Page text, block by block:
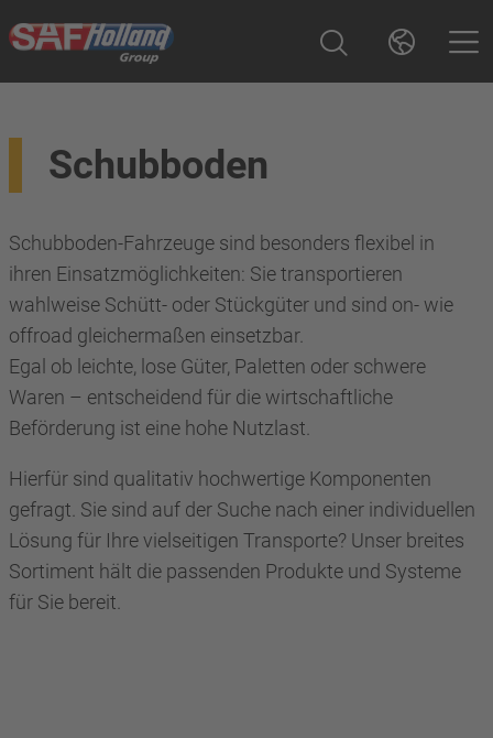
Schubboden
Schubboden-Fahrzeuge sind besonders flexibel in
ihren Einsatzmöglichkeiten: Sie transportieren
wahlweise Schütt- oder Stückgüter und sind on- wie
offroad gleichermaßen einsetzbar.
Egal ob leichte, lose Güter, Paletten oder schwere
Waren – entscheidend für die wirtschaftliche
Beförderung ist eine hohe Nutzlast.
Hierfür sind qualitativ hochwertige Komponenten
gefragt. Sie sind auf der Suche nach einer individuellen
Lösung für Ihre vielseitigen Transporte? Unser breites
Sortiment hält die passenden Produkte und Systeme
für Sie bereit.